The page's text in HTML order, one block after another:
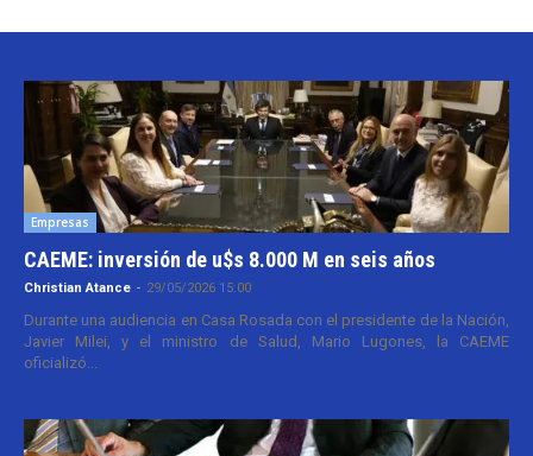
Empresas
CAEME: inversión de u$s 8.000 M en seis años
Christian Atance - 29/05/2026 15:00
Durante una audiencia en Casa Rosada con el presidente de la Nación,
Javier Milei, y el ministro de Salud, Mario Lugones, la CAEME
oficializó...